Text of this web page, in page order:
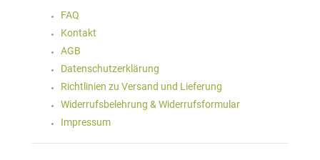
FAQ
Kontakt
AGB
Datenschutzerklärung
Richtlinien zu Versand und Lieferung
Widerrufsbelehrung & Widerrufsformular
Impressum